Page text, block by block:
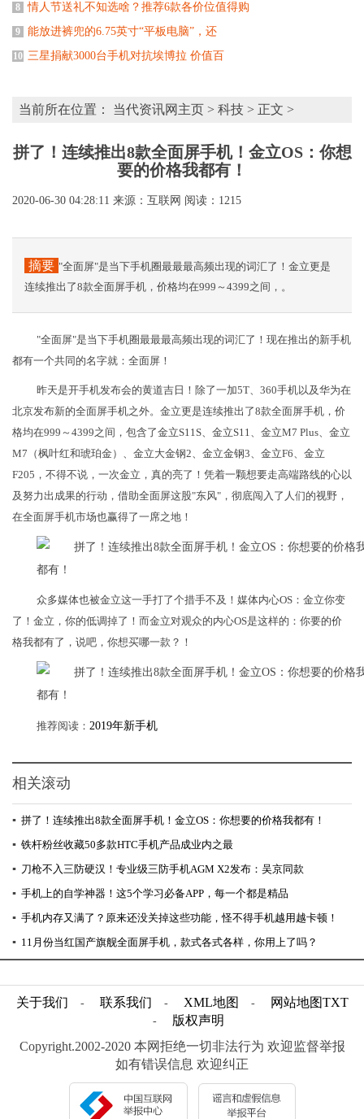
8 情人节送礼不知选啥？推荐6款各价位值得购
9 能放进裤兜的6.75英寸“平板电脑”，还
10 三星捐献3000台手机对抗埃博拉 价值百
当前所在位置： 当代资讯网主页 > 科技 > 正文 >
拼了！连续推出8款全面屏手机！金立OS：你想
要的价格我都有！
2020-06-30 04:28:11 来源：互联网 阅读：1215
摘要 "全面屏"是当下手机圈最最最高频出现的词汇了！金立更是
连续推出了8款全面屏手机，价格均在999～4399之间，。
"全面屏"是当下手机圈最最最高频出现的词汇了！现在推出的新手机
都有一个共同的名字就：全面屏！
昨天是开手机发布会的黄道吉日！除了一加5T、360手机以及华为在
北京发布新的全面屏手机之外。金立更是连续推出了8款全面屏手机，价
格均在999～4399之间，包含了金立S11S、金立S11、金立M7 Plus、金立
M7（枫叶红和琥珀金）、金立大金钢2、金立金钢3、金立F6、金立
F205，不得不说，一次金立，真的亮了！凭着一颗想要走高端路线的心以
及努力出成果的行动，借助全面屏这股"东风"，彻底闯入了人们的视野，
在全面屏手机市场也赢得了一席之地！
众多媒体也被金立这一手打了个措手不及！媒体内心OS：金立你变
了！金立，你的低调掉了！而金立对观众的内心OS是这样的：你要的价
格我都有了，说吧，你想买哪一款？！
推荐阅读： 2019年新手机
相关滚动
▪ 拼了！连续推出8款全面屏手机！金立OS：你想要的价格我都有！
▪ 铁杆粉丝收藏50多款HTC手机产品成业内之最
▪ 刀枪不入三防硬汉！专业级三防手机AGM X2发布：吴京同款
▪ 手机上的自学神器！这5个学习必备APP，每一个都是精品
▪ 手机内存又满了？原来还没关掉这些功能，怪不得手机越用越卡顿！
▪ 11月份当红国产旗舰全面屏手机，款式各式各样，你用上了吗？
关于我们 - 联系我们 - XML地图 - 网站地图TXT
-
版权声明
Copyright.2002-2020 本网拒绝一切非法行为 欢迎监督举报
如有错误信息 欢迎纠正